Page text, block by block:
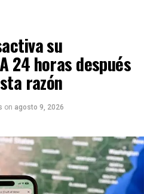
su
24 horas después
razón
on agosto 9, 2026